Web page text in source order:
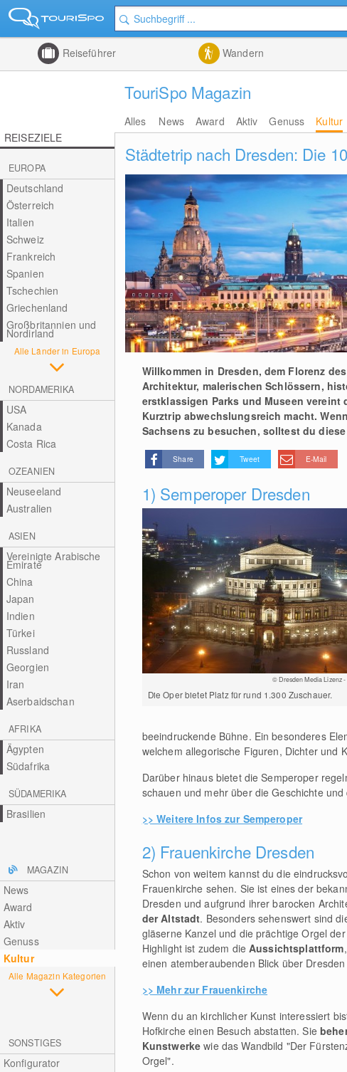
Reiseführer Wandern
TouriSpo Magazin
Alles News Award Aktiv Genuss Kultur
REISEZIELE
EUROPA
Deutschland
Österreich
Italien
Schweiz
Frankreich
Spanien
Tschechien
Griechenland
Großbritannien und
Nordirland
Alle Länder in Europa
NORDAMERIKA
USA
Kanada
Costa Rica
OZEANIEN
Neuseeland
Australien
ASIEN
Vereinigte Arabische
Emirate
China
Japan
Indien
Türkei
Russland
Georgien
Iran
Aserbaidschan
AFRIKA
Ägypten
Südafrika
SÜDAMERIKA
Brasilien
MAGAZIN
News
Award
Aktiv
Genuss
Kultur
Alle Magazin Kategorien
SONSTIGES
Konfigurator
Städtetrip nach Dresden: Die
Willkommen in Dresden, dem Florenz
Architektur, malerischen Schlössern,
erstklassigen Parks und Museen vereint
Kurztrip abwechslungsreich macht​​​.
Sachsens zu besuchen, solltest du
Share Tweet E-Mail
1) Semperoper Dresden
© Dresden Media Lizenz
Die Oper bietet Platz für rund 1.300 Zuschauer.
beeindruckende Bühne. Ein besonderes
welchem allegorische Figuren, Dichter und
Darüber hinaus bietet die Semperoper
schauen und mehr über die Geschichte
>> Weitere Infos zur Semperoper
2) Frauenkirche Dresden
Schon von weitem kannst du die
Frauenkirche sehen. Sie ist eines der
Dresden und aufgrund ihrer barocken
der Altstadt. Besonders sehenswert sind
gläserne Kanzel und die prächtige Orgel
Highlight ist zudem dieAussichtsplattform
einen atemberaubenden Blick über
>> Mehr zur Frauenkirche
Wenn du an kirchlicher Kunst interessiert
Hofkirche einen Besuch abstatten. Sie
Kunstwerke wie das Wandbild "Der
Orgel".